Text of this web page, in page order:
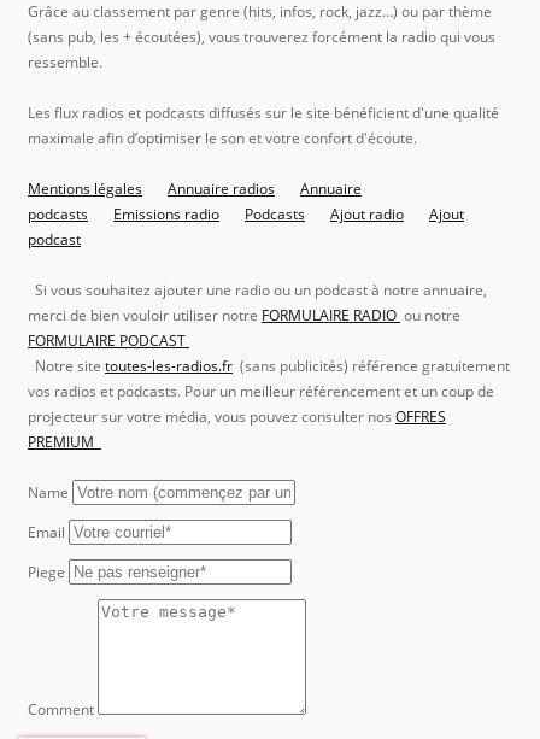
Grâce au classement par genre (hits, infos, rock, jazz…) ou par thème
(sans pub, les + écoutées), vous trouverez forcément la radio qui vous
ressemble.
Les flux radios et podcasts diffusés sur le site bénéficient d'une qualité
maximale afin d’optimiser le son et votre confort d'écoute.
Mentions légales Annuaire radios
Annuaire
podcasts
Emissions radio Podcasts Ajout radio
Ajout
podcast
Si vous souhaitez ajouter une radio ou un podcast à notre annuaire,
merci de bien vouloir utiliser notre FORMULAIRE RADIO ou notre
FORMULAIRE PODCAST
Notre site toutes-les-radios.fr (sans publicités) référence gratuitement
vos radios et podcasts. Pour un meilleur référencement et un coup de
projecteur sur votre média, vous pouvez consulter nos OFFRES
PREMIUM
Name
Email
Piege
Comment